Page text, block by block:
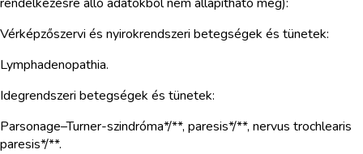
Vérképzőszervi és nyirokrendszeri betegségek és tünetek:
Lymphadenopathia.
Idegrendszeri betegségek és tünetek:
Parsonage–Turner-szindróma*/**, paresis*/**, nervus trochlearis
paresis*/**.